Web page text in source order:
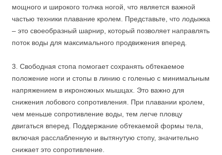
мощного и широкого толчка ногой, что является важной
частью техники плавание кролем. Представьте, что лодыжка
– это своеобразный шарнир, который позволяет направлять
поток воды для максимального продвижения вперед.
3. Свободная стопа помогает сохранять обтекаемое
положение ноги и стопы в линию с голенью с минимальным
напряжением в икроножных мышцах. Это важно для
снижения лобового сопротивления. При плавании кролем,
чем меньше сопротивление воды, тем легче пловцу
двигаться вперед. Поддержание обтекаемой формы тела,
включая расслабленную и вытянутую стопу, значительно
снижает это сопротивление.